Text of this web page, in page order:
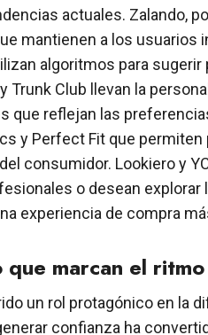
actuales. Zalando,
mantienen a los
algoritmos para
Club llevan la
reflejan las
y Perfect Fit que
consumidor. Lookiero y
o desean
experiencia de compra
marcan el
un rol protagónico en la
confianza ha